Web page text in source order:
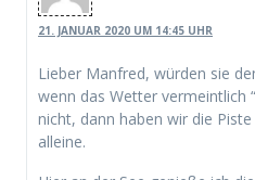
21. JANUAR 2020 UM 14:45 UHR
Lieber Manfred, würden sie
wenn das Wetter vermeintlich
nicht, dann haben wir die
alleine.